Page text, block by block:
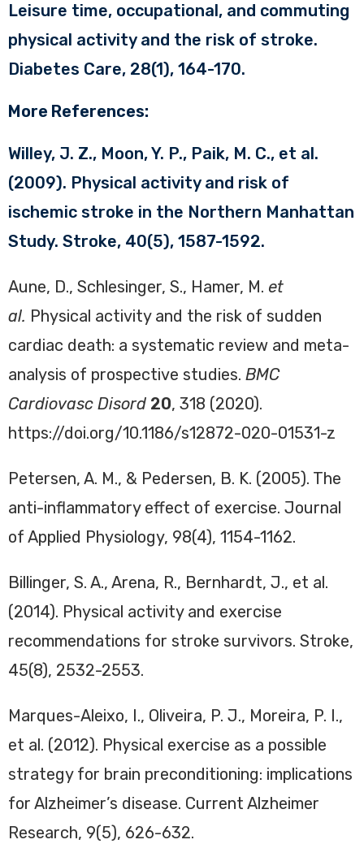
Leisure time, occupational, and commuting
physical activity and the risk of stroke.
Diabetes Care, 28(1), 164-170.
More References:
Willey, J. Z., Moon, Y. P., Paik, M. C., et al.
(2009). Physical activity and risk of
ischemic stroke in the Northern Manhattan
Study. Stroke, 40(5), 1587-1592.
Aune, D., Schlesinger, S., Hamer, M. et
al. Physical activity and the risk of sudden
cardiac death: a systematic review and meta-
analysis of prospective studies. BMC
Cardiovasc Disord 20, 318 (2020).
https://doi.org/10.1186/s12872-020-01531-z
Petersen, A. M., & Pedersen, B. K. (2005). The
anti-inflammatory effect of exercise. Journal
of Applied Physiology, 98(4), 1154-1162.
Billinger, S. A., Arena, R., Bernhardt, J., et al.
(2014). Physical activity and exercise
recommendations for stroke survivors. Stroke,
45(8), 2532-2553.
Marques-Aleixo, I., Oliveira, P. J., Moreira, P. I.,
et al. (2012). Physical exercise as a possible
strategy for brain preconditioning: implications
for Alzheimer’s disease. Current Alzheimer
Research, 9(5), 626-632.